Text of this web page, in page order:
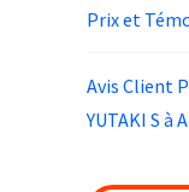
Prix et
Avis Client
YUTAKI S à